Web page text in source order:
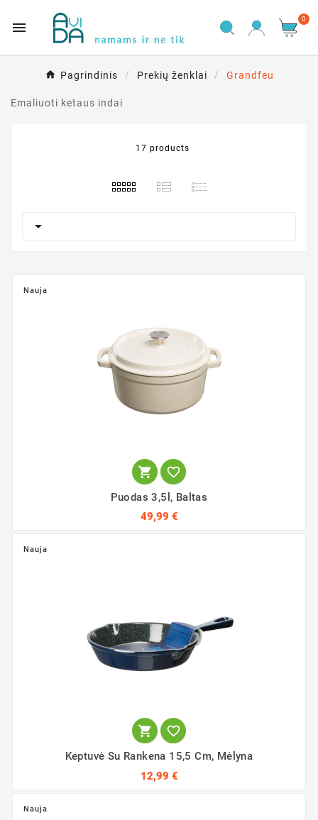

0
Pagrindinis Prekių ženklai Grandfeu
Emaliuoti ketaus indai
17 products

Nauja
 
Puodas 3,5l, Baltas
49,99 €
Nauja
 
Keptuvė Su Rankena 15,5 Cm, Mėlyna
12,99 €
Nauja